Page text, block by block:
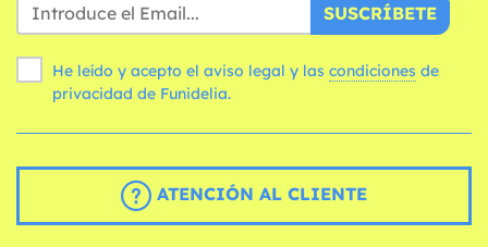
SUSCRÍBETE
He leído y acepto el aviso legal y las condiciones
privacidad de Funidelia.
ATENCIÓN AL CLIENTE